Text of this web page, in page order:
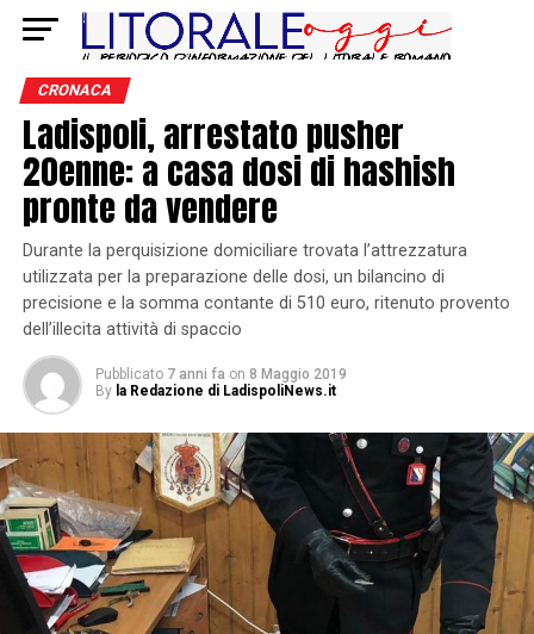
CRONACA
Ladispoli, arrestato pusher
20enne: a casa dosi di hashish
pronte da vendere
Durante la perquisizione domiciliare trovata l’attrezzatura
utilizzata per la preparazione delle dosi, un bilancino di
precisione e la somma contante di 510 euro, ritenuto provento
dell’illecita attività di spaccio
Pubblicato 7 anni fa on 8 Maggio 2019
By la Redazione di LadispoliNews.it